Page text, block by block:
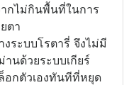
กไม่กินพื้นที่ในการ
ตา
ระบบโรตารี่ จึงไม่มี
นด้วยระบบเกียร์
อกตัวเองทันทีที่หยุด